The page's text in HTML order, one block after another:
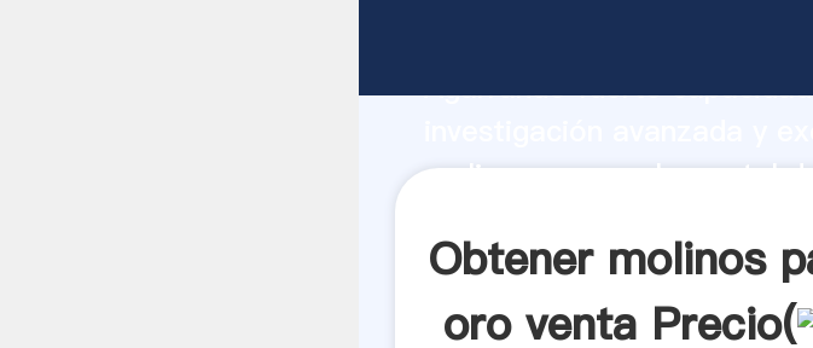
Agarrando fuerte
molinos para moler metal
Obtener molinos
oro venta Precio(